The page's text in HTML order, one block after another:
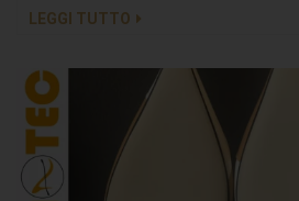
LEGGI TUTTO